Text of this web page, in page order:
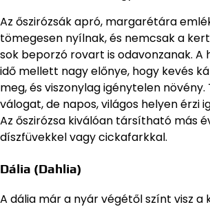
Az őszirózsák apró, margarétára
tömegesen nyílnak, és nemcsak a
sok beporzó rovart is odavonzanak. A
idő mellett nagy előnye, hogy kevés
meg, és viszonylag igénytelen
válogat, de napos, világos helyen érzi
Az őszirózsa kiválóan társítható más
díszfüvekkel vagy cickafarkkal.
Dália (Dahlia)
A dália már a nyár végétől színt visz a